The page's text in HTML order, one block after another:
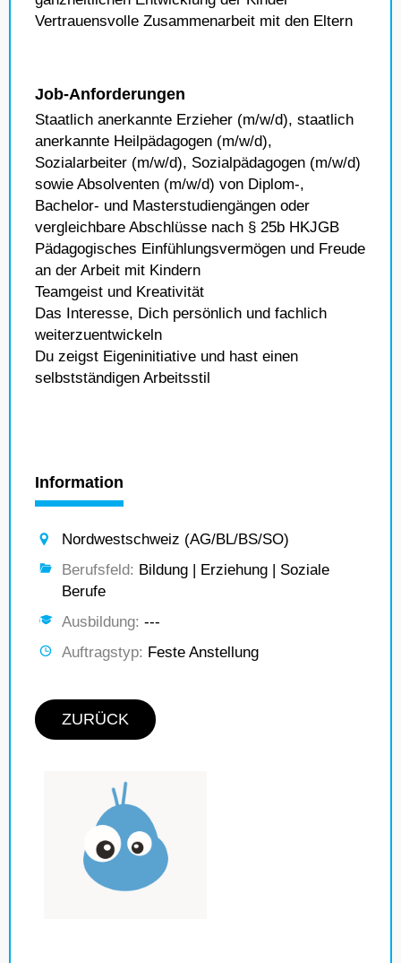
Vertrauensvolle Zusammenarbeit mit den Eltern
Job-Anforderungen
Staatlich anerkannte Erzieher (m/w/d), staatlich
anerkannte Heilpädagogen (m/w/d),
Sozialarbeiter (m/w/d), Sozialpädagogen (m/w/d)
sowie Absolventen (m/w/d) von Diplom-,
Bachelor- und Masterstudiengängen oder
vergleichbare Abschlüsse nach § 25b HKJGB
Pädagogisches Einfühlungsvermögen und Freude
an der Arbeit mit Kindern
Teamgeist und Kreativität
Das Interesse, Dich persönlich und fachlich
weiterzuentwickeln
Du zeigst Eigeninitiative und hast einen
selbstständigen Arbeitsstil
Information
Nordwestschweiz (AG/BL/BS/SO)
Berufsfeld: Bildung | Erziehung | Soziale
Berufe
Ausbildung: ---
Auftragstyp: Feste Anstellung
ZURÜCK